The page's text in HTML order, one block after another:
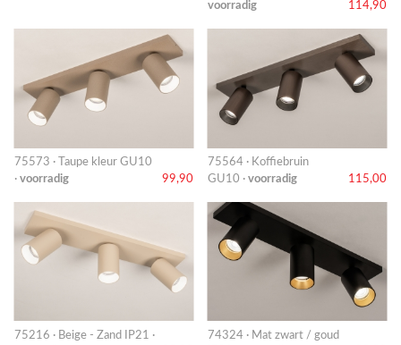
voorradig 114,90
75573 · Taupe kleur GU10
· voorradig 99,90
75564 · Koffiebruin
GU10 · voorradig 115,00
75216 · Beige - Zand IP21 ·
74324 · Mat zwart / goud